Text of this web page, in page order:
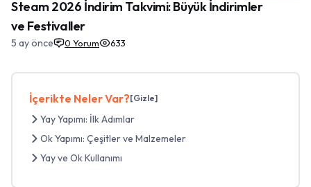
Steam 2026 İndirim Takvimi: Büyük İndirimler
ve Festivaller
5 ay önce 0 Yorum 633
İçerikte Neler Var?[Gizle]
Yay Yapımı: İlk Adımlar
Ok Yapımı: Çeşitler ve Malzemeler
Yay ve Ok Kullanımı